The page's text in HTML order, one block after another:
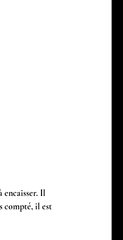
encaisser. Il
compté, il est